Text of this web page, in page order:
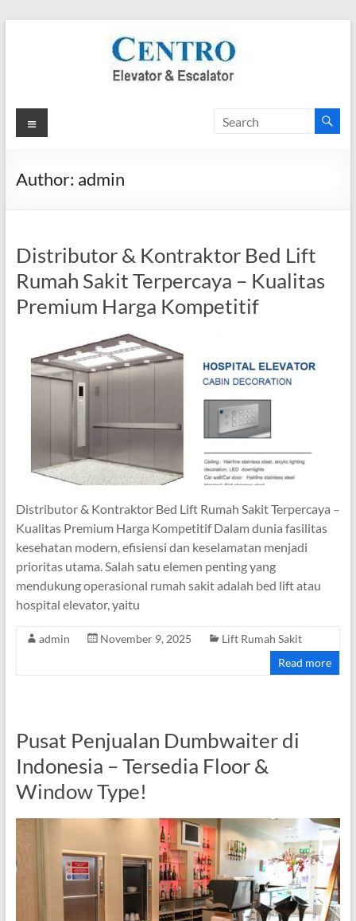
PT.
Adhikarsa
Elevator
&
Company
Menu
Author: admin
Distributor & Kontraktor Bed Lift
Rumah Sakit Terpercaya – Kualitas
Premium Harga Kompetitif
Distributor & Kontraktor Bed Lift Rumah Sakit Terpercaya –
Kualitas Premium Harga Kompetitif Dalam dunia fasilitas
kesehatan modern, efisiensi dan keselamatan menjadi
prioritas utama. Salah satu elemen penting yang
mendukung operasional rumah sakit adalah bed lift atau
hospital elevator, yaitu
admin November 9, 2025
Lift Rumah Sakit
Read more
Pusat Penjualan Dumbwaiter di
Indonesia – Tersedia Floor &
Window Type!